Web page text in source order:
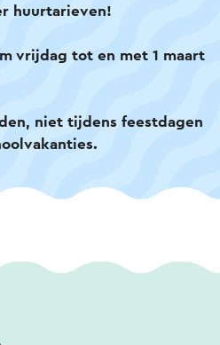
huurtarieven!
vrijdag tot en met 1 maart
niet tijdens feestdagen